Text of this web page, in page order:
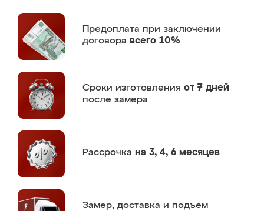
Предоплата при заключении
договора всего 10%
Сроки изготовления от 7 дней
после замера
Рассрочка на 3, 4, 6 месяцев
Замер, доставка и подъем